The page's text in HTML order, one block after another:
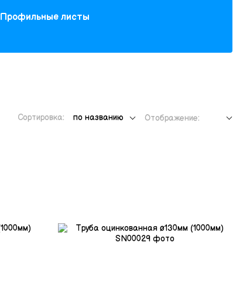
Профильные листы
Сортировка: по названию Отображение: